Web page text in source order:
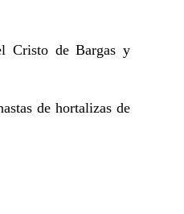
Cristo de Bargas y
de hortalizas de